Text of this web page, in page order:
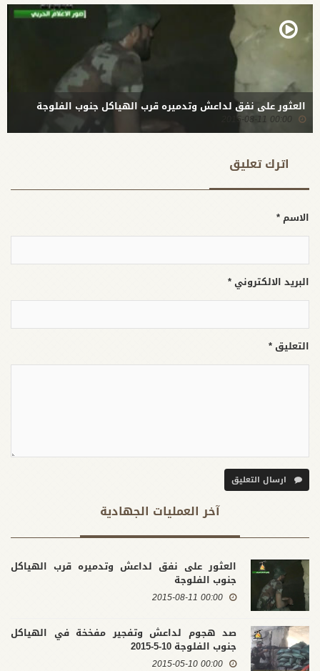
العثور على نفق لداعش وتدميره قرب الهياكل جنوب الفلوجة
00:00 2015-08-11
اترك تعلیق
الاسم *
البريد الالكتروني *
التعليق *
ارسال التعليق
آخر العملیات الجهادية
العثور على نفق لداعش وتدميره قرب الهياكل
جنوب الفلوجة
00:00 2015-08-11
صد هجوم لداعش وتفجير مفخخة في الهياكل
جنوب الفلوجة 10-5-2015
00:00 2015-05-10